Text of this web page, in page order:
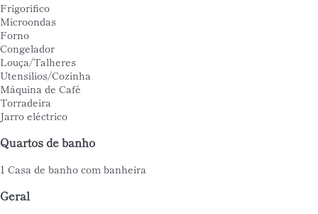
Frigorífico
Microondas
Forno
Congelador
Louça/Talheres
Utensílios/Cozinha
Máquina de Café
Torradeira
Jarro eléctrico
Quartos de banho
1 Casa de banho com banheira
Geral